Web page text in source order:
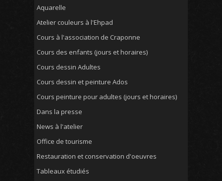
Aquarelle
Atelier couleurs à l'Ehpad
Cours à l'association de Craponne
Cours des enfants (jours et horaires)
Cours dessin Adultes
Cours dessin et peinture Ados
Cours peinture pour adultes (jours et horaires)
Dans la presse
News à l'atelier
Office de tourisme
Restauration et conservation d'oeuvres
Tableaux étudiés